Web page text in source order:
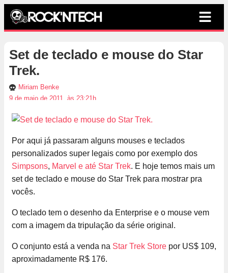
Set de teclado e mouse do Star
Trek.
Miriam Benke
9 de maio de 2011, às 23:21h
Por aqui já passaram alguns mouses e teclados
personalizados super legais como por exemplo dos
Simpsons, Marvel e até Star Trek. E hoje temos mais um
set de teclado e mouse do Star Trek para mostrar pra
vocês.
O teclado tem o desenho da Enterprise e o mouse vem
com a imagem da tripulação da série original.
O conjunto está a venda na Star Trek Store por US$ 109,
aproximadamente R$ 176.